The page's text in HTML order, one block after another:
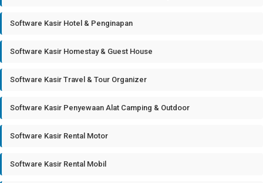
Software Kasir Hotel & Penginapan
Software Kasir Homestay & Guest House
Software Kasir Travel & Tour Organizer
Software Kasir Penyewaan Alat Camping & Outdoor
Software Kasir Rental Motor
Software Kasir Rental Mobil